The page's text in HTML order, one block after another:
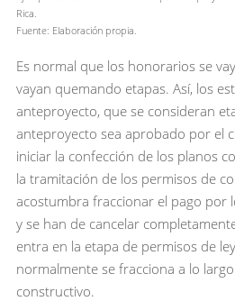
Rica.
Fuente: Elaboración propia.
Es normal que los honorarios se
vayan quemando etapas. Así, los
anteproyecto, que se consideran
anteproyecto sea aprobado por el
iniciar la confección de los planos
la tramitación de los permisos de
acostumbra fraccionar el pago por
y se han de cancelar
entra en la etapa de permisos de
normalmente se fracciona a lo
constructivo.